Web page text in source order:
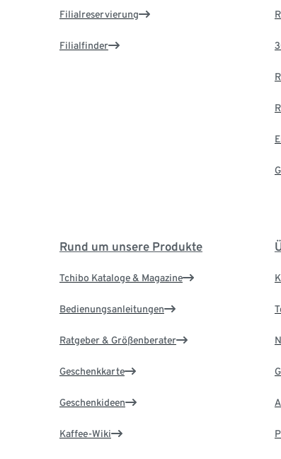
Filialreservierung
Filialfinder
Rund um unsere Produkte
Tchibo Kataloge & Magazine
Bedienungsanleitungen
Ratgeber & Größenberater
Geschenkkarte
Geschenkideen
Kaffee-Wiki